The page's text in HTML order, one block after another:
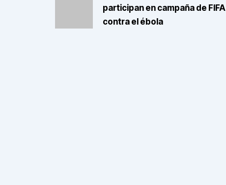
participan en campaña de FIFA
contra el ébola